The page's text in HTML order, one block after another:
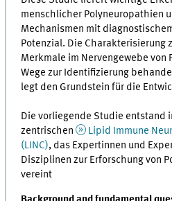
menschlicher Polyneuropathien
Mechanismen mit
Potenzial. Die Charakterisierung
Merkmale im Nervengewebe von
Wege zur Identifizierung
legt den Grundstein für die
Die vorliegende Studie entstand
zentrischen
Lipid Immune
(LINC), das Expertinnen und
Disziplinen zur Erforschung von
vereint